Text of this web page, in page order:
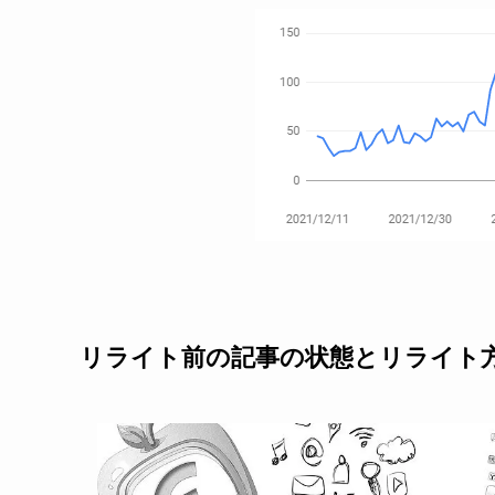
リライト前の記事の状態とリライト